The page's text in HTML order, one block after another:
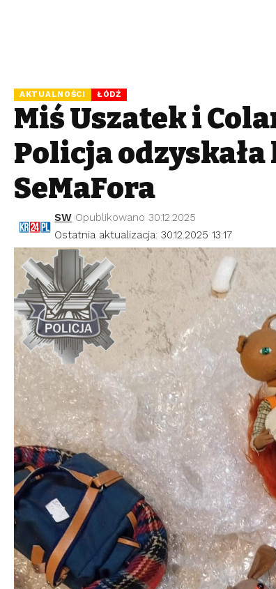
AKTUALNOŚCI ŁÓDŹ
Miś Uszatek i
Policja
SeMaFora
Ostatnia aktualizacja: 30.12.2025 13:17
SW Opublikowano 30.12.2025